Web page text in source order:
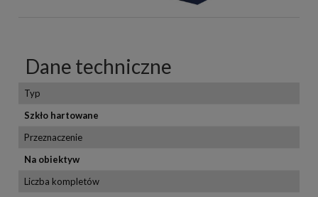
Dane techniczne
Typ
Szkło hartowane
Przeznaczenie
Na obiektyw
Liczba kompletów